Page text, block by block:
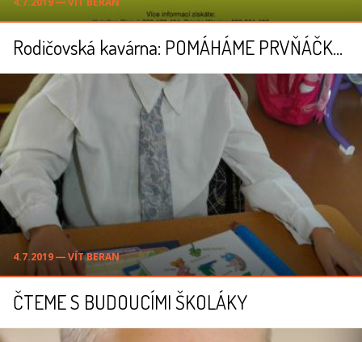
Rodičovská kavárna: POMÁHÁME PRVŇÁČKŮM
4.7.2019 ― VÍT BERAN
ČTEME S BUDOUCÍMI ŠKOLÁKY